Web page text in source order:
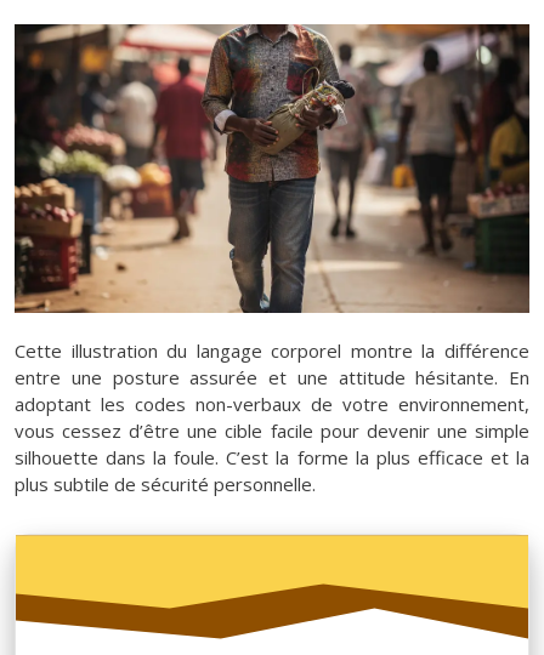
Cette illustration du langage corporel montre la différence
entre une posture assurée et une attitude hésitante. En
adoptant les codes non-verbaux de votre environnement,
vous cessez d’être une cible facile pour devenir une simple
silhouette dans la foule. C’est la forme la plus efficace et la
plus subtile de sécurité personnelle.